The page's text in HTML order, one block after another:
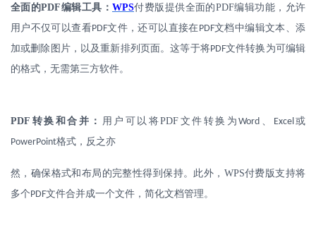
全面的PDF编辑工具： WPS付费版提供全面的PDF编辑功能，允许
用户不仅可以查看PDF文件，还可以直接在PDF文档中编辑文本、添
加或删除图片，以及重新排列页面。这等于将PDF文件转换为可编辑
的格式，无需第三方软件。
PDF 转换和合并： 用户可以将PDF 文件转换为Word 、 Excel或
PowerPoint格式，反之亦
然，确保格式和布局的完整性得到保持。此外， WPS付费版支持将
多个PDF文件合并成一个文件，简化文档管理。